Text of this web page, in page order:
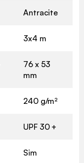
Antracite
3x4 m
76 x 53
mm
240 g/m²
UPF 30 +
Sim